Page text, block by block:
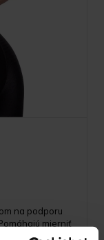
na podporu
mierniť
vzhľad pokožky.